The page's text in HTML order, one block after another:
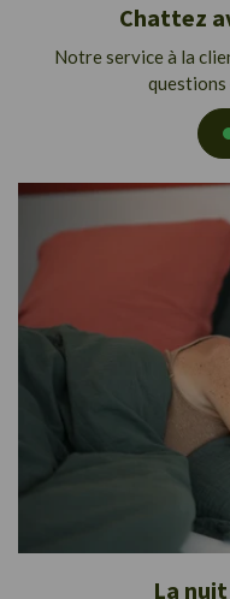
Chattez
Notre service à la
questions
La